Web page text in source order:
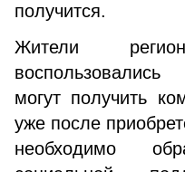
получится.
Жители
могут получить
уже после
необходимо